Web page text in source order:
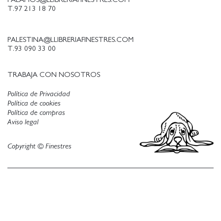
T.97 213 18 70
PALESTINA@LLIBRERIAFINESTRES.COM
T.93 090 33 00
TRABAJA CON NOSOTROS
Política de Privacidad
Política de cookies
Aviso legal
Política de compras
Copyright © Finestres